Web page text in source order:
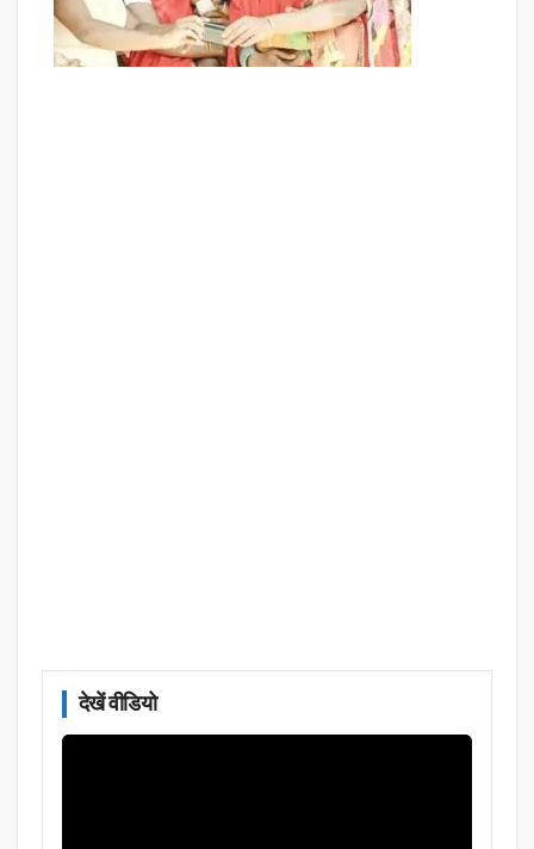
देखें वीडियो